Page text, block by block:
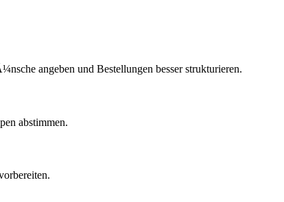
angeben und Bestellungen besser strukturieren.
abstimmen.